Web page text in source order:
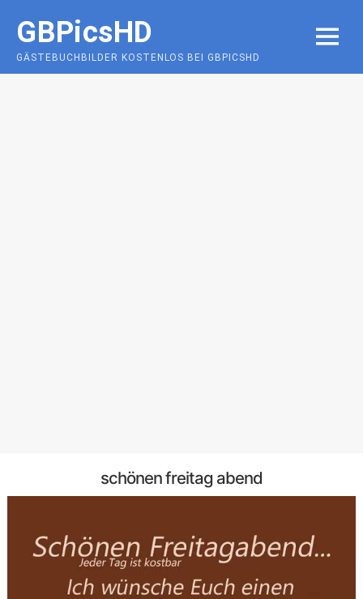
content
GBPicsHD
GÄSTEBUCHBILDER KOSTENLOS BEI GBPICSHD
MENU
schönen freitag abend